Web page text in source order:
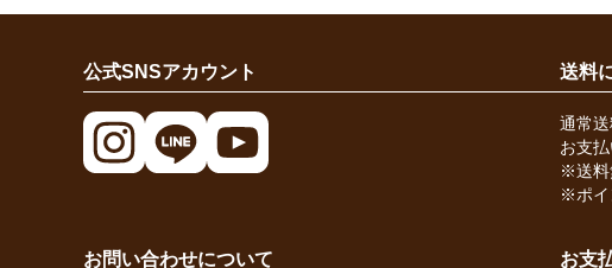
公式SNSアカウント 送料
通常
お支
※送料
※ポイ
お問い合わせについて お支